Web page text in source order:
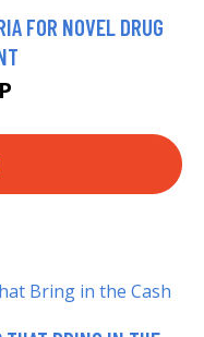
FOR NOVEL DRUG